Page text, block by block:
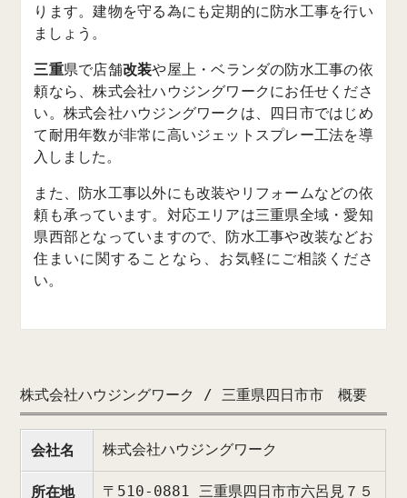
ります。建物を守る為にも定期的に防水工事を行い
ましょう。
三重県で店舗改装や屋上・ベランダの防水工事の依
頼なら、株式会社ハウジングワークにお任せくださ
い。株式会社ハウジングワークは、四日市ではじめ
て耐用年数が非常に高いジェットスプレー工法を導
入しました。
また、防水工事以外にも改装やリフォームなどの依
頼も承っています。対応エリアは三重県全域・愛知
県西部となっていますので、防水工事や改装などお
住まいに関することなら、お気軽にご相談くださ
い。
株式会社ハウジングワーク / 三重県四日市市 概要
会社名 株式会社ハウジングワーク
所在地 〒510-0881 三重県四日市市六呂見７５